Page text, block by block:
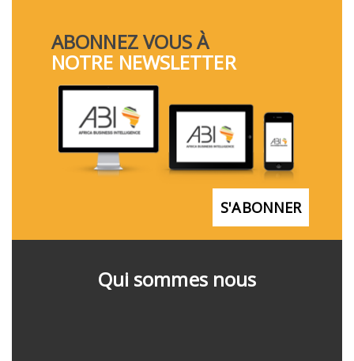
Qui sommes nous
ABONNEZ VOUS À
NOTRE NEWSLETTER
S'ABONNER